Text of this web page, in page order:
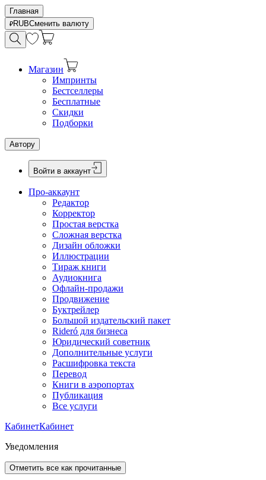
Главная
RUBСменить валюту
Магазин
Импринты
Бестселлеры
Бесплатные
Скидки
Подборки
Автору
Войти в аккаунт
Про-аккаунт
Редактор
Корректор
Простая верстка
Сложная верстка
Дизайн обложки
Иллюстрации
Тираж книги
Аудиокнига
Офлайн-продажи
Продвижение
Буктрейлер
Большой издательский пакет
Rideró для бизнеса
Юридический советник
Дополнительные услуги
Расшифровка текста
Перевод
Книги в аэропортах
Публикация
Все услуги
КабинетКабинет
Уведомления
Отметить все как прочитанные